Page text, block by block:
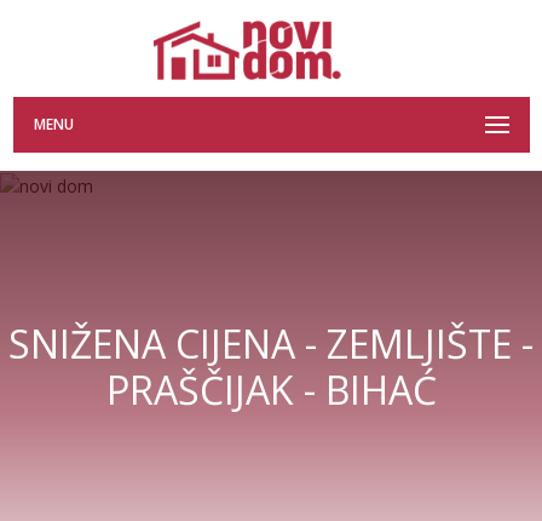
MENU
SNIŽENA CIJENA - ZEMLJIŠTE -
PRAŠČIJAK - BIHAĆ